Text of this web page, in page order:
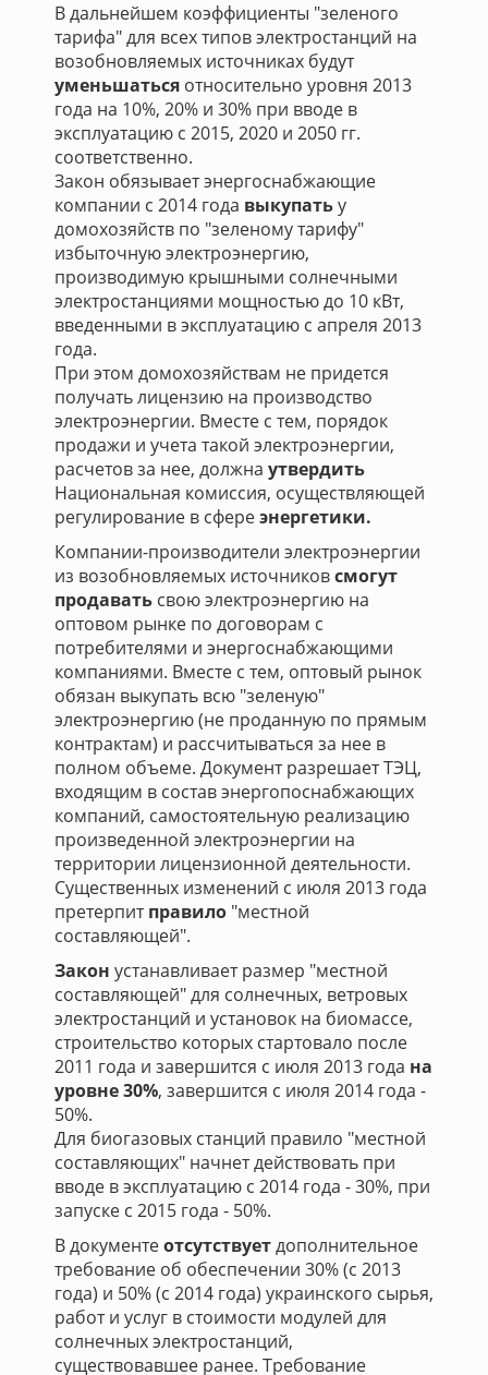
В дальнейшем коэффициенты "зеленого
тарифа" для всех типов электростанций на
возобновляемых источниках будут
уменьшаться относительно уровня 2013
года на 10%, 20% и 30% при вводе в
эксплуатацию с 2015, 2020 и 2050 гг.
соответственно.
Закон обязывает энергоснабжающие
компании с 2014 года выкупатьу
домохозяйств по "зеленому тарифу"
избыточную электроэнергию,
производимую крышными солнечными
электростанциями мощностью до 10 кВт,
введенными в эксплуатацию с апреля 2013
года.
При этом домохозяйствам не придется
получать лицензию на производство
электроэнергии. Вместе с тем, порядок
продажи и учета такой электроэнергии,
расчетов за нее, должна утвердить
Национальная комиссия, осуществляющей
регулирование в сфереэнергетики.
Компании-производители электроэнергии
из возобновляемых источниковсмогут
продавать свою электроэнергию на
оптовом рынке по договорам с
потребителями и энергоснабжающими
компаниями. Вместе с тем, оптовый рынок
обязан выкупать всю "зеленую"
электроэнергию (не проданную по прямым
контрактам) и рассчитываться за нее в
полном объеме. Документ разрешает ТЭЦ,
входящим в состав энергопоснабжающих
компаний, самостоятельную реализацию
произведенной электроэнергии на
территории лицензионной деятельности.
Существенных изменений с июля 2013 года
претерпитправило "местной
составляющей".
Закон устанавливает размер "местной
составляющей" для солнечных, ветровых
электростанций и установок на биомассе,
строительство которых стартовало после
2011 года и завершится с июля 2013 года на
уровне 30%, завершится с июля 2014 года -
50%.
Для биогазовых станций правило "местной
составляющих" начнет действовать при
вводе в эксплуатацию с 2014 года - 30%, при
запуске с 2015 года - 50%.
В документеотсутствуетдополнительное
требование об обеспечении 30% (с 2013
года) и 50% (с 2014 года) украинского сырья,
работ и услуг в стоимости модулей для
солнечных электростанций,
существовавшее ранее. Требование